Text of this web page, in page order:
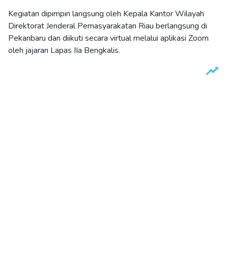
Kegiatan dipimpin langsung oleh Kepala Kantor Wilayah
Direktorat Jenderal Pemasyarakatan Riau berlangsung di
Pekanbaru dan diikuti secara virtual melalui aplikasi Zoom
oleh jajaran Lapas IIa Bengkalis.